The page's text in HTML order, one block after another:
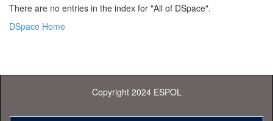
There are no entries in the index for "All of DSpace".
DSpace Home
Copyright 2024 ESPOL